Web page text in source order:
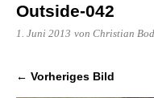
Outside-042
1. Juni 2013 von Christian
← Vorheriges Bild